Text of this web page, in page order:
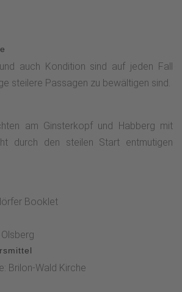
auch Kondition sind auf jeden Fall
steilere Passagen zu bewältigen sind.
am Ginsterkopf und Habberg mit
durch den steilen Start entmutigen
Booklet
Brilon-Wald Kirche